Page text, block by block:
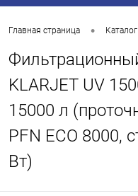
Главная страница •
KLARJET UV
15000 л
PFN ECO 8000,
Вт)